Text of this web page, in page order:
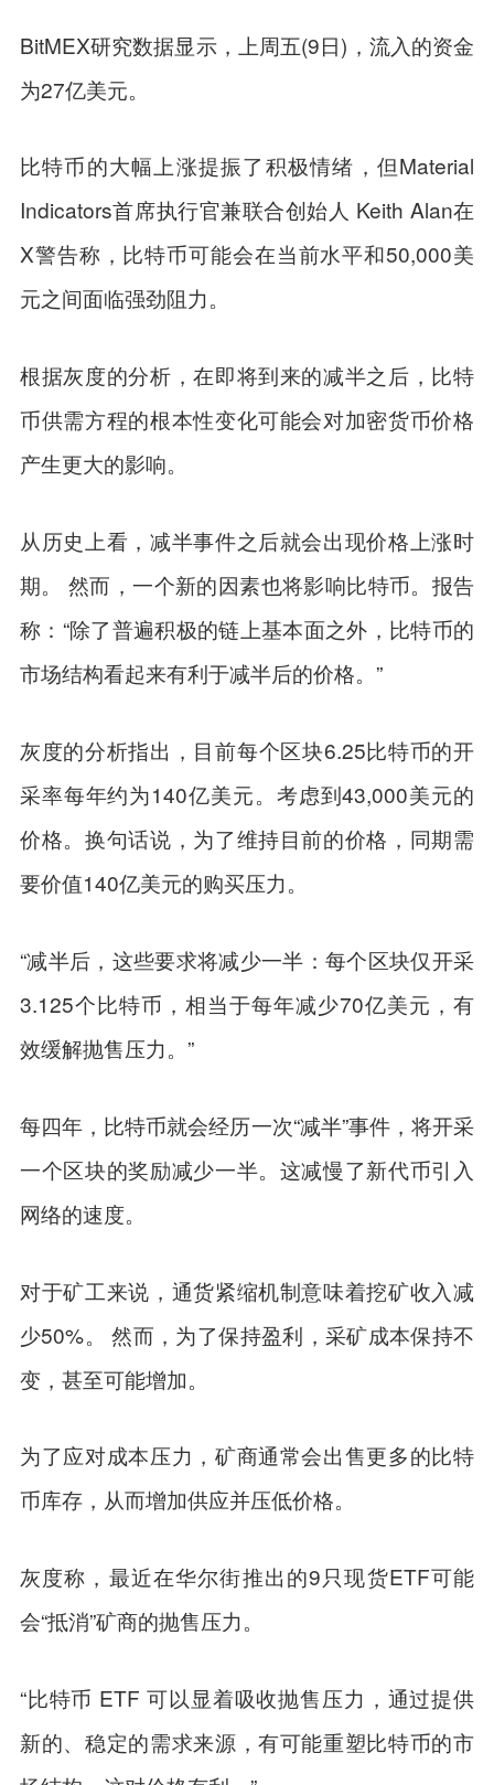
BitMEX研究数据显示，上周五(9日)，流入的资金
为27亿美元。
比特币的大幅上涨提振了积极情绪，但Material
Indicators首席执行官兼联合创始人 Keith Alan在
X警告称，比特币可能会在当前水平和50,000美
元之间面临强劲阻力。
根据灰度的分析，在即将到来的减半之后，比特
币供需方程的根本性变化可能会对加密货币价格
产生更大的影响。
从历史上看，减半事件之后就会出现价格上涨时
期。 然而，一个新的因素也将影响比特币。报告
称：“除了普遍积极的链上基本面之外，比特币的
市场结构看起来有利于减半后的价格。”
灰度的分析指出，目前每个区块6.25比特币的开
采率每年约为140亿美元。考虑到43,000美元的
价格。换句话说，为了维持目前的价格，同期需
要价值140亿美元的购买压力。
“减半后，这些要求将减少一半：每个区块仅开采
3.125个比特币，相当于每年减少70亿美元，有
效缓解抛售压力。”
每四年，比特币就会经历一次“减半”事件，将开采
一个区块的奖励减少一半。这减慢了新代币引入
网络的速度。
对于矿工来说，通货紧缩机制意味着挖矿收入减
少50%。 然而，为了保持盈利，采矿成本保持不
变，甚至可能增加。
为了应对成本压力，矿商通常会出售更多的比特
币库存，从而增加供应并压低价格。
灰度称，最近在华尔街推出的9只现货ETF可能
会“抵消”矿商的抛售压力。
“比特币 ETF 可以显着吸收抛售压力，通过提供
新的、稳定的需求来源，有可能重塑比特币的市